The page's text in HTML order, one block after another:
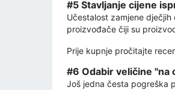
#5 Stavljanje cijene
Učestalost zamjene
proizvođače čiji su
Prije kupnje pročitajte
#6 Odabir veličine "na
Još jedna česta pogreška